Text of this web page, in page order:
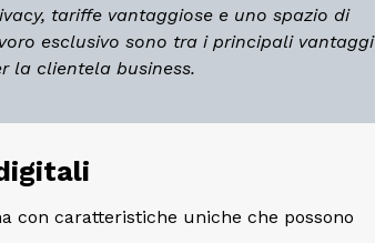
tariffe vantaggiose e uno spazio di
esclusivo sono tra i principali vantaggi
la clientela business.
con caratteristiche uniche che possono